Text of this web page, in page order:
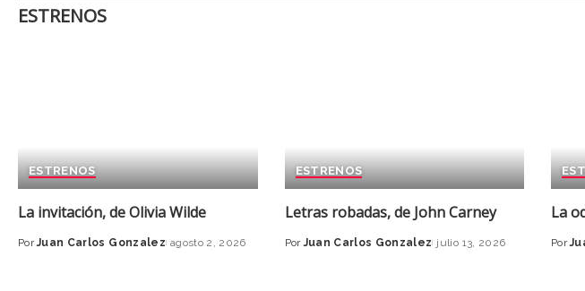
ESTRENOS
ESTRENOS
La invitación, de Olivia Wilde
Por Juan Carlos Gonzalez agosto 2, 2026
ESTRENOS
Letras robadas, de John Carney
Por Juan Carlos Gonzalez julio 13, 2026
La
Por